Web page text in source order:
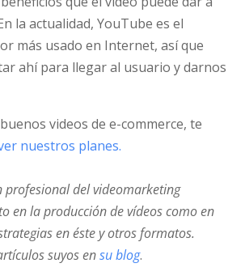
la actualidad, YouTube es el
más usado en Internet, así que
ahí para llegar al usuario y darnos
videos de e-commerce, te
nuestros planes.
profesional del videomarketing
en la producción de vídeos como en
en éste y otros formatos.
suyos ensu blog.